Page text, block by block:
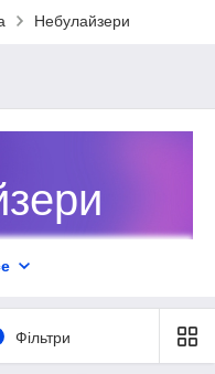
Небулайзери
для дітей
на
чи
Фільтри